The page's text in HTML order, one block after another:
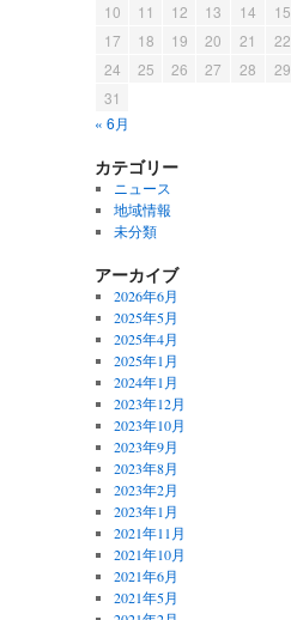
« 6月
10
11 12 13 14 15
17
18 19 20 21 22
24
25 26 27 28 29
31
カテゴリー
ニュース
地域情報
未分類
アーカイブ
2026年6月
2025年5月
2025年4月
2025年1月
2024年1月
2023年12月
2023年10月
2023年9月
2023年8月
2023年2月
2023年1月
2021年11月
2021年10月
2021年6月
2021年5月